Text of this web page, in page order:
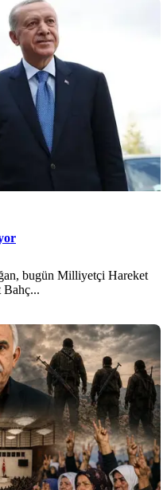
bugün Milliyetçi Hareket
Bahç...